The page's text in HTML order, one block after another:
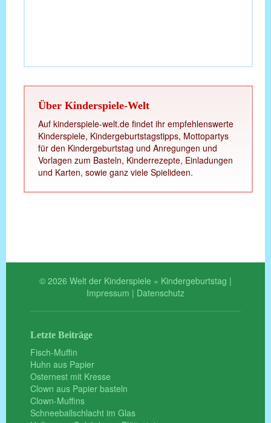
Über Kinderspiele-Welt
Auf kinderspiele-welt.de findet ihr empfehlenswerte
Kinderspiele, Kindergeburtstagstipps, Mottopartys
für den Kindergeburtstag und Anregungen und
Vorlagen zum Basteln, Kinderrezepte, Einladungen
und Karten, sowie ganz viele Spielideen.
© 2026 Welt der Kinderspiele » Kindergeburtstag |
Impressum | Datenschutz
Letzte Beiträge
Fisch-Muffin
Huhn aus Papier
Osternest mit Kresse
Clown aus Papier basteln
Clown-Muffins
Schneeballschlacht im Glas